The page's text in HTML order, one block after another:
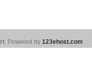
. Powered by 123ehost.com